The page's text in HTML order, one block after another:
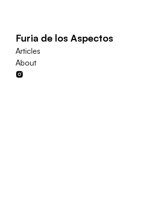
Furia de los Aspectos
Articles
About